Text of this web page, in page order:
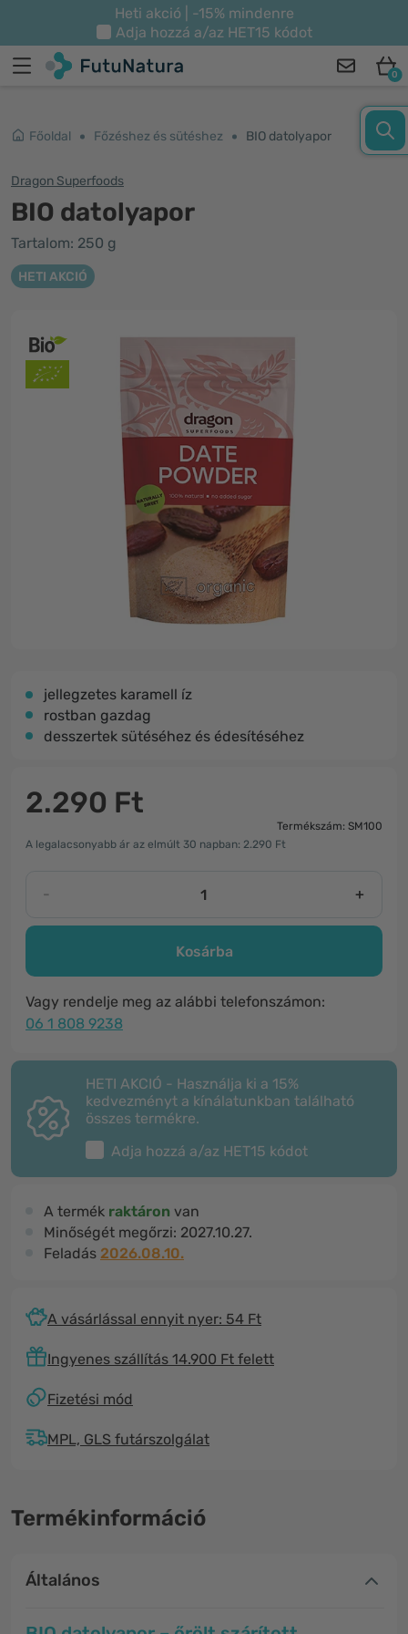
Heti akció | -15% mindenre
Adja hozzá a/az HET15 kódot
0
Főoldal Főzéshez és sütéshez BIO datolyapor
Dragon Superfoods
BIO datolyapor
Tartalom: 250 g
HETI AKCIÓ
jellegzetes karamell íz
rostban gazdag
desszertek sütéséhez és édesítéséhez
2.290 Ft
Termékszám: SM100
A legalacsonyabb ár az elmúlt 30 napban: 2.290 Ft
- +
Kosárba
Vagy rendelje meg az alábbi telefonszámon:
06 1 808 9238
HETI AKCIÓ - Használja ki a 15%
kedvezményt a kínálatunkban található
összes termékre.
Adja hozzá a/az HET15 kódot
A termék raktáron van
Minőségét megőrzi: 2027.10.27.
Feladás 2026.08.10.
A vásárlással ennyit nyer: 54 Ft
Ingyenes szállítás 14.900 Ft felett
Fizetési mód
MPL, GLS futárszolgálat
Termékinformáció
Általános